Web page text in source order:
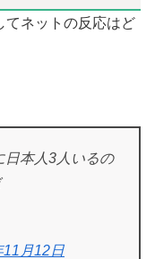
てネットの反応はど
日本人3人いるの
11月12日